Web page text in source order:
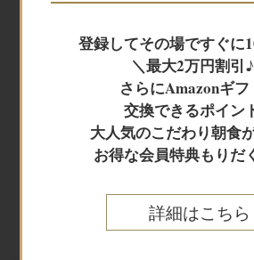
Online
オンラインショップ
レンタカー+宿
航空券＋宿泊
登録してその場ですぐに
＼最大2万円割引
さらにAmazonギフ
交換できるポイン
大人気のこだわり朝食
お得な会員特典もりだ
詳細はこちら